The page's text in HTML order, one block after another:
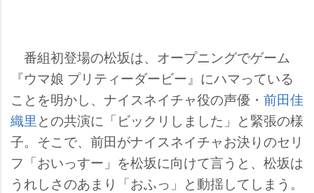
番組初登場の松坂は、オープニングでゲーム
『ウマ娘 プリティーダービー』にハマっている
ことを明かし、ナイスネイチャ役の声優・ 前田佳
織里との共演に「ビックリしました」と緊張の様
子。そこで、前田がナイスネイチャお決りのセリ
フ「おいっすー」を松坂に向けて言うと、松坂は
うれしさのあまり「おふっ」と動揺してしまう。